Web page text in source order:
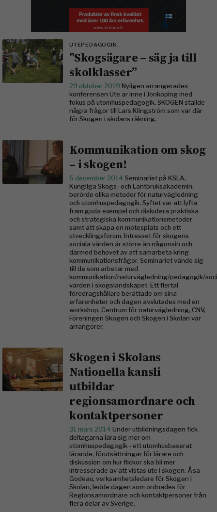
UTEPEDAGOGIK.
”Skogsägare – säg ja till
skolklasser”
29 oktober 2019 Nyligen arrangerades
konferensen Ute är inne i Jönköping med
fokus på utomhuspedagogik. SKOGEN ställde
några frågor till Lars Klingström som var där
för Skogen i skolans räkning.
Kommunikation om skog
– i skogen!
5 december 2014 Seminariet på KSLA,
Kungliga Skogs- och Lantbruksakademin,
berörde olika metoder för naturvägledning
och utomhuspedagogik. Syftet var att lyfta
fram goda exempel och diskutera praktiska
och strategiska kommunikationsmetoder
samt att skapa en mötesplats och ett
utvecklingsforum. Intresset för skogens
sociala värden är större än någonsin och
därmed behovet av att samarbeta kring
kommunikationsfrågor. Seminariet vände sig
till de som arbetar med
kommunikation/naturvägledning/pedagogik/
värden i skogslandskapet. Ett flertal
föredragshållare berättade om sina
erfarenheter och dagen avslutades med en
workshop. Centrum för naturvägledning, CNV,
Föreningen Skogen och Skogen i Skolan var
arrangörer.
Skogen i Skolans
Nationella kansli
utbildar
regionsamordnare och
kontaktpersoner
31 mars 2014 Under utbildningsdagen fick
deltagarna lära sig mer om
utomhuspedagogik - ett utomhusbaserat
lärande, förutsättningar för lärare och
diskussion om hur flickor ska bli mer
intresserade av att vistas ute i skogen. Åsa
Godeau, verksamhetsledare för Skogen i
Skolan, ledde dagen som ordnades för
Regionsamordnare och kontaktpersoner från
flera delar av Sverige.